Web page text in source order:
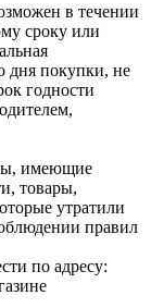
в течении
сроку или
дня покупки, не
годности
имеющие
товары,
утратили
правил
по адресу: